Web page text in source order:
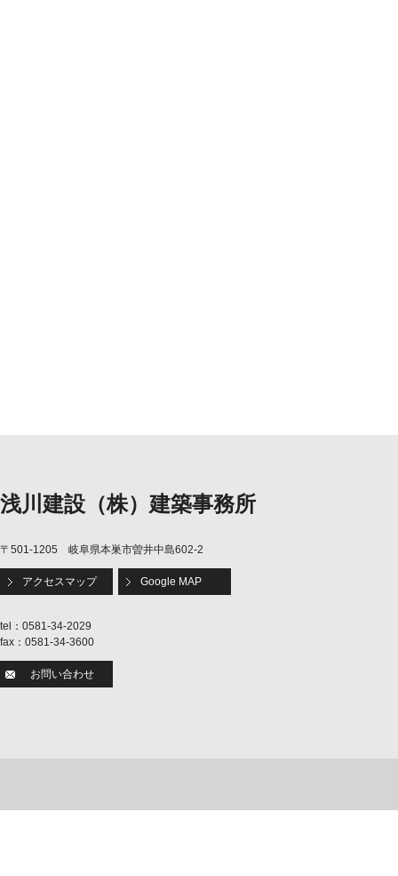
浅川建設（株）建築事務所
〒501-1205 岐阜県本巣市曽井中島602-2
アクセスマップ Google MAP
tel：0581-34-2029
fax：0581-34-3600
お問い合わせ